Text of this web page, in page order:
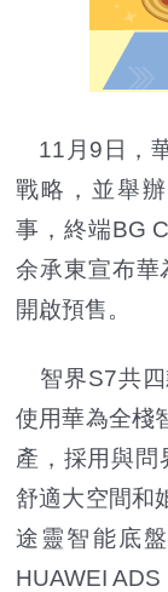
11月9日，
戰略，並舉
事，終端BG
余承東宣布華
開啟預售。
智界S7共四
使用華為全棧
產，採用與問
舒適大空間和
途靈智能底
HUAWEI